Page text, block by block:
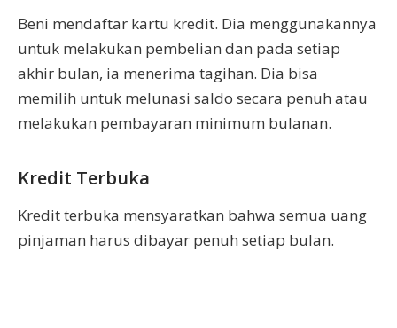
Beni mendaftar kartu kredit. Dia menggunakannya
untuk melakukan pembelian dan pada setiap
akhir bulan, ia menerima tagihan. Dia bisa
memilih untuk melunasi saldo secara penuh atau
melakukan pembayaran minimum bulanan.
Kredit Terbuka
Kredit terbuka mensyaratkan bahwa semua uang
pinjaman harus dibayar penuh setiap bulan.